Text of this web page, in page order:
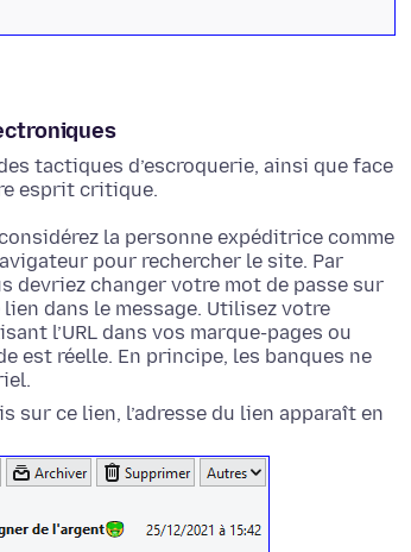
tactiques d’escroquerie, ainsi que face
esprit critique.
la personne expéditrice comme
pour rechercher le site. Par
devriez changer votre mot de passe sur
dans le message. Utilisez votre
l’URL dans vos marque-pages ou
est réelle. En principe, les banques ne
sur ce lien, l’adresse du lien apparaît en